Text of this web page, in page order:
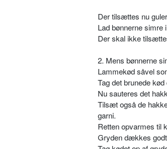
Der tilsættes nu
Lad bønnerne simre
Der skal ikke
2. Mens bønnerne
Lammekød såvel
Tag det brunede
Nu sauteres det
Tilsæt også de
garni.
Retten opvarmes til
Gryden dækkes